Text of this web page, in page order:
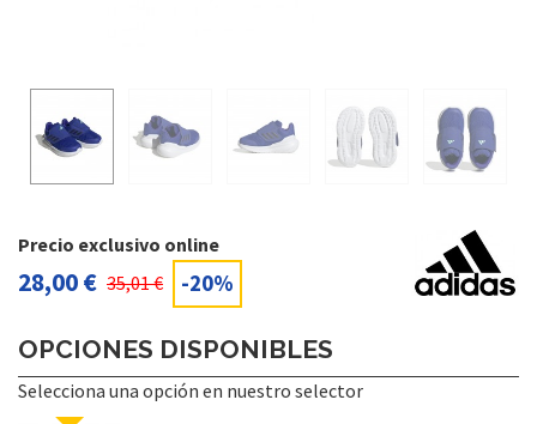
Precio exclusivo online
28,00 € 35,01 € -20%
OPCIONES DISPONIBLES
Selecciona una opción en nuestro selector